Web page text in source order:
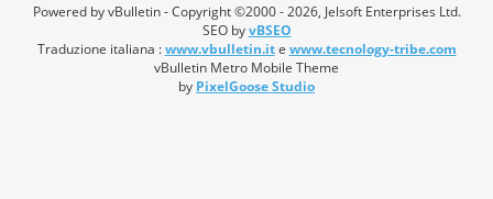
Powered by vBulletin - Copyright ©2000 - 2026, Jelsoft Enterprises Ltd.
SEO byvBSEO
Traduzione italiana :www.vbulletin.ite www.tecnology-tribe.com
vBulletin Metro Mobile Theme
by PixelGoose Studio